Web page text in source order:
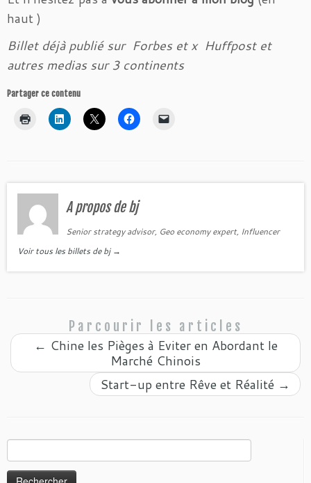
haut )
Billet déjà publié sur Forbes et x Huffpost et
autres medias sur 3 continents
Partager ce contenu
A propos de bj
Senior strategy advisor, Geo economy expert, Influencer
Voir tous les billets de bj →
Parcourir les articles
← Chine les Pièges à Eviter en Abordant le
Marché Chinois
Start-up entre Rêve et Réalité →